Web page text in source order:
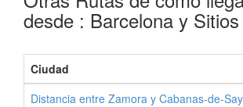
desde : Barcelona y
Ciudad
Distancia entre Zamora y Cabanas-de-